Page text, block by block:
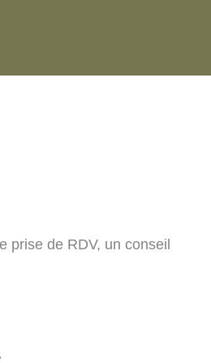
prise de RDV, un conseil